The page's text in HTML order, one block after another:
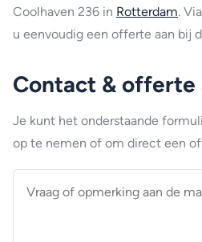
Coolhaven 236 in Rotterdam.
u eenvoudig een offerte aan bij
Contact & offerte
Je kunt het onderstaande
op te nemen of om direct een